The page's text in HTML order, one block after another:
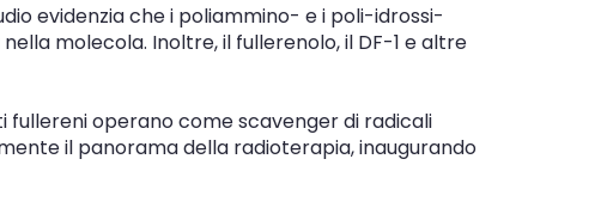
evidenzia che i poliammino- e i poli-idrossi-
molecola. Inoltre, il fullerenolo, il DF-1 e altre
operano come scavenger di radicali
il panorama della radioterapia, inaugurando